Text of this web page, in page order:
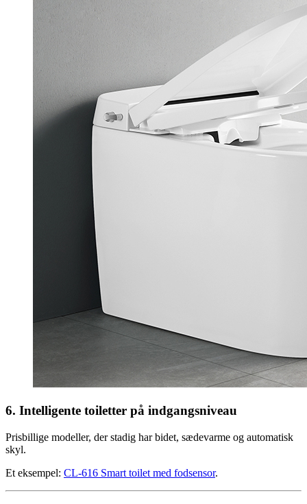
6. Intelligente toiletter på indgangsniveau
Prisbillige modeller, der stadig har bidet, sædevarme og automatisk
skyl.
Et eksempel: CL-616 Smart toilet med fodsensor.